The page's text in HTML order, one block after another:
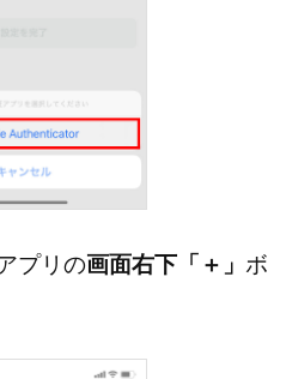
プリの画面右下「＋」 ボ